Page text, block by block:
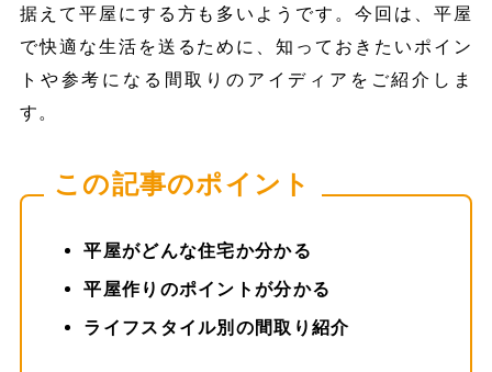
据えて平屋にする方も多いようです。今回は、平屋
で快適な生活を送るために、知っておきたいポイン
トや参考になる間取りのアイディアをご紹介しま
す。
この記事のポイント
平屋がどんな住宅か分かる
平屋作りのポイントが分かる
ライフスタイル別の間取り紹介